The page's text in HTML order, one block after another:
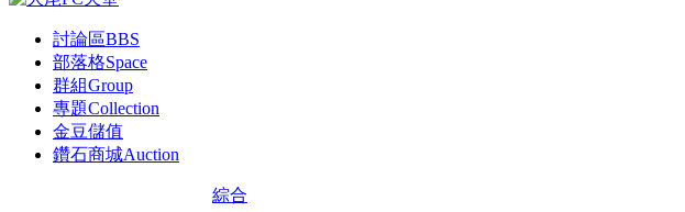
討論區BBS
部落格Space
群組Group
專題Collection
金豆儲值
鑽石商城Auction
綜合